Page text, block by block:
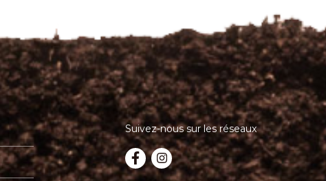
Suivez-nous sur les réseaux